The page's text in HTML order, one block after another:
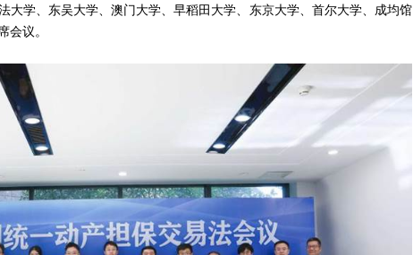
大学、东吴大学、澳门大学、早稻田大学、东京大学、首尔大学、成均馆
议。